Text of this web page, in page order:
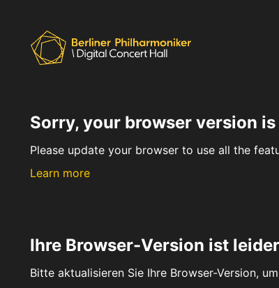
Sorry, your browser version
Please update your browser to use all the
Learn more
Ihre Browser-Version ist
Bitte aktualisieren Sie Ihre Browser-Version,